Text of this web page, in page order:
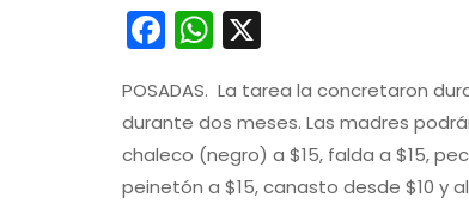
Facebook
WhatsApp
POSADAS. La tarea la concretaron
durante dos meses. Las madres
chaleco (negro) a $15, falda a $15,
peinetón a $15, canasto desde $10 y